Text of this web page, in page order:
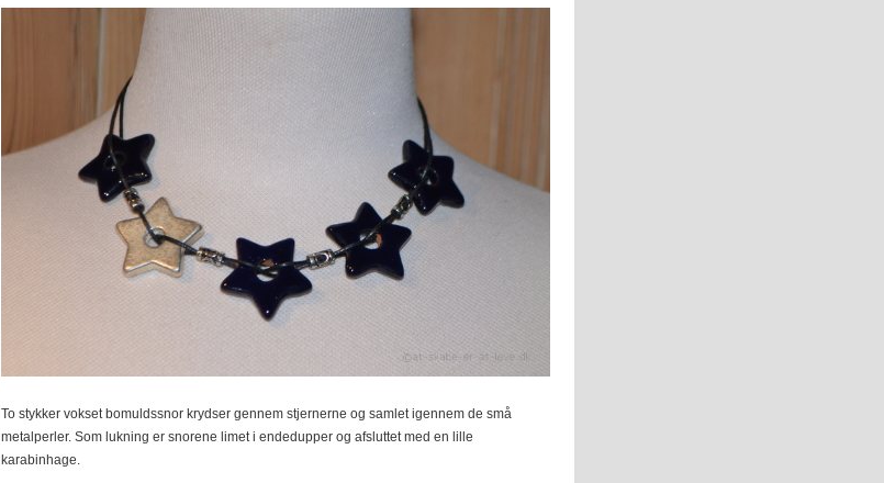
To stykker vokset bomuldssnor krydser gennem stjernerne og samlet igennem de små
metalperler. Som lukning er snorene limet i endedupper og afsluttet med en lille
karabinhage.